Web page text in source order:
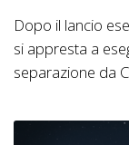
Dopo il lancio
si appresta a
separazione da